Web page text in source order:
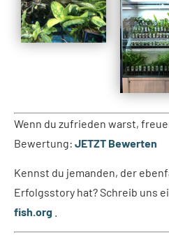
Wenn du zufrieden warst,
Bewertung: JETZT Bewerten
Kennst du jemanden, der
Erfolgsstory hat? Schreib uns
fish.org